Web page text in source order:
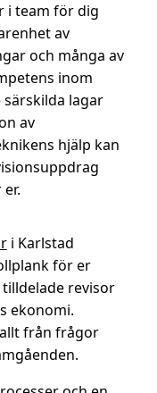
i team för dig
av
och många av
inom
lagar
av
hjälp kan
i Karlstad
för er
revisor
ekonomi.
från frågor